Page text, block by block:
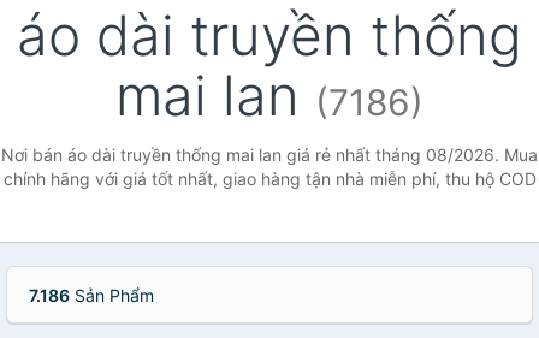
áo dài truyền thống
mai lan (7186)
Nơi bán áo dài truyền thống mai lan giá rẻ nhất tháng 08/2026. Mua
chính hãng với giá tốt nhất, giao hàng tận nhà miễn phí, thu hộ COD
7.186 Sản Phẩm